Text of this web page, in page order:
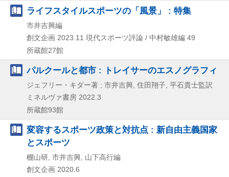
ライフスタイルスポーツの「風景」 : 特集
市井吉興編
創文企画 2023.11 現代スポーツ評論 / 中村敏雄編 49
所蔵館27館
パルクールと都市 : トレイサーのエスノグラフィ
ジェフリー・キダー著 ; 市井吉興, 住田翔子, 平石貴士監訳
ミネルヴァ書房 2022.3
所蔵館93館
変容するスポーツ政策と対抗点 : 新自由主義国家
とスポーツ
棚山研, 市井吉興, 山下高行編
創文企画 2020.6